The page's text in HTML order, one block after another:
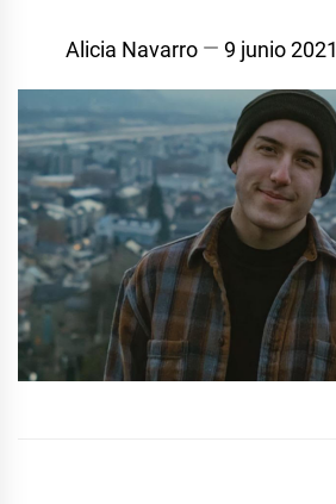
Alicia Navarro 9 junio 2021